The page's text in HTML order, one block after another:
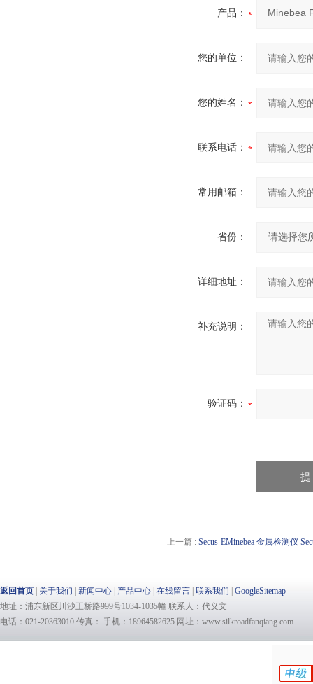
产品：
您的单位：
您的姓名：
联系电话：
常用邮箱：
省份：
详细地址：
补充说明：
验证码：
上一篇 : Secus-EMinebea 金属检测仪
返回首页 关于我们 新闻中心 产品中心 在线留言 联系我们
GoogleSitemap
地址：浦东新区川沙王桥路999号1034-1035幢 联系人：代义文
电话：021-20363010 传真： 手机：18964582625 网址：www.silkroadfanqiang.com